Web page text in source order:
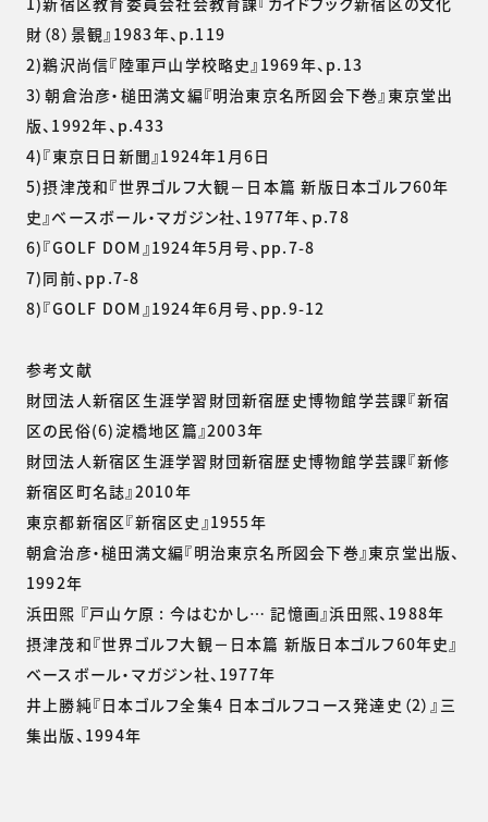
財（8）景観』1983年、p.119
2)鵜沢尚信『陸軍戸山学校略史』1969年、p.13
3）朝倉治彦・槌田満文編『明治東京名所図会下巻』東京堂出
版、1992年、p.433
4)『東京日日新聞』1924年1月6日
5)摂津茂和『世界ゴルフ大観－日本篇 新版日本ゴルフ60年
史』ベースボール・マガジン社、1977年、ｐ.78
6)『GOLF DOM』1924年5月号、pp.7-8
7)同前、pp.7-8
8)『GOLF DOM』1924年6月号、pp.9-12
参考文献
財団法人新宿区生涯学習財団新宿歴史博物館学芸課『新宿
区の民俗(6)淀橋地区篇』2003年
財団法人新宿区生涯学習財団新宿歴史博物館学芸課『新修
新宿区町名誌』2010年
東京都新宿区『新宿区史』1955年
朝倉治彦・槌田満文編『明治東京名所図会下巻』東京堂出版、
1992年
浜田煕 『戸山ケ原 : 今はむかし… 記憶画』浜田煕、1988年
摂津茂和『世界ゴルフ大観－日本篇 新版日本ゴルフ60年史』
ベースボール・マガジン社、1977年
井上勝純『日本ゴルフ全集4 日本ゴルフコース発達史（2）』三
集出版、1994年